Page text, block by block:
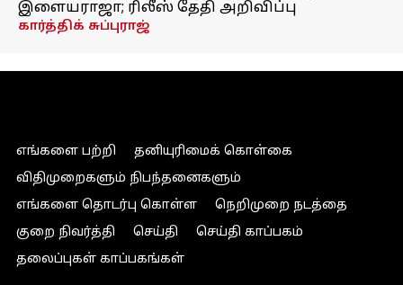
இளையராஜா; ரிலீஸ் தேதி அறிவிப்பு
கார்த்திக் சுப்புராஜ்
எங்களை பற்றி
தனியுரிமைக் கொள்கை
விதிமுறைகளும் நிபந்தனைகளும்
எங்களை தொடர்பு கொள்ள
நெறிமுறை நடத்தை
குறை நிவர்த்தி
செய்தி
செய்தி காப்பகம்
தலைப்புகள் காப்பகங்கள்